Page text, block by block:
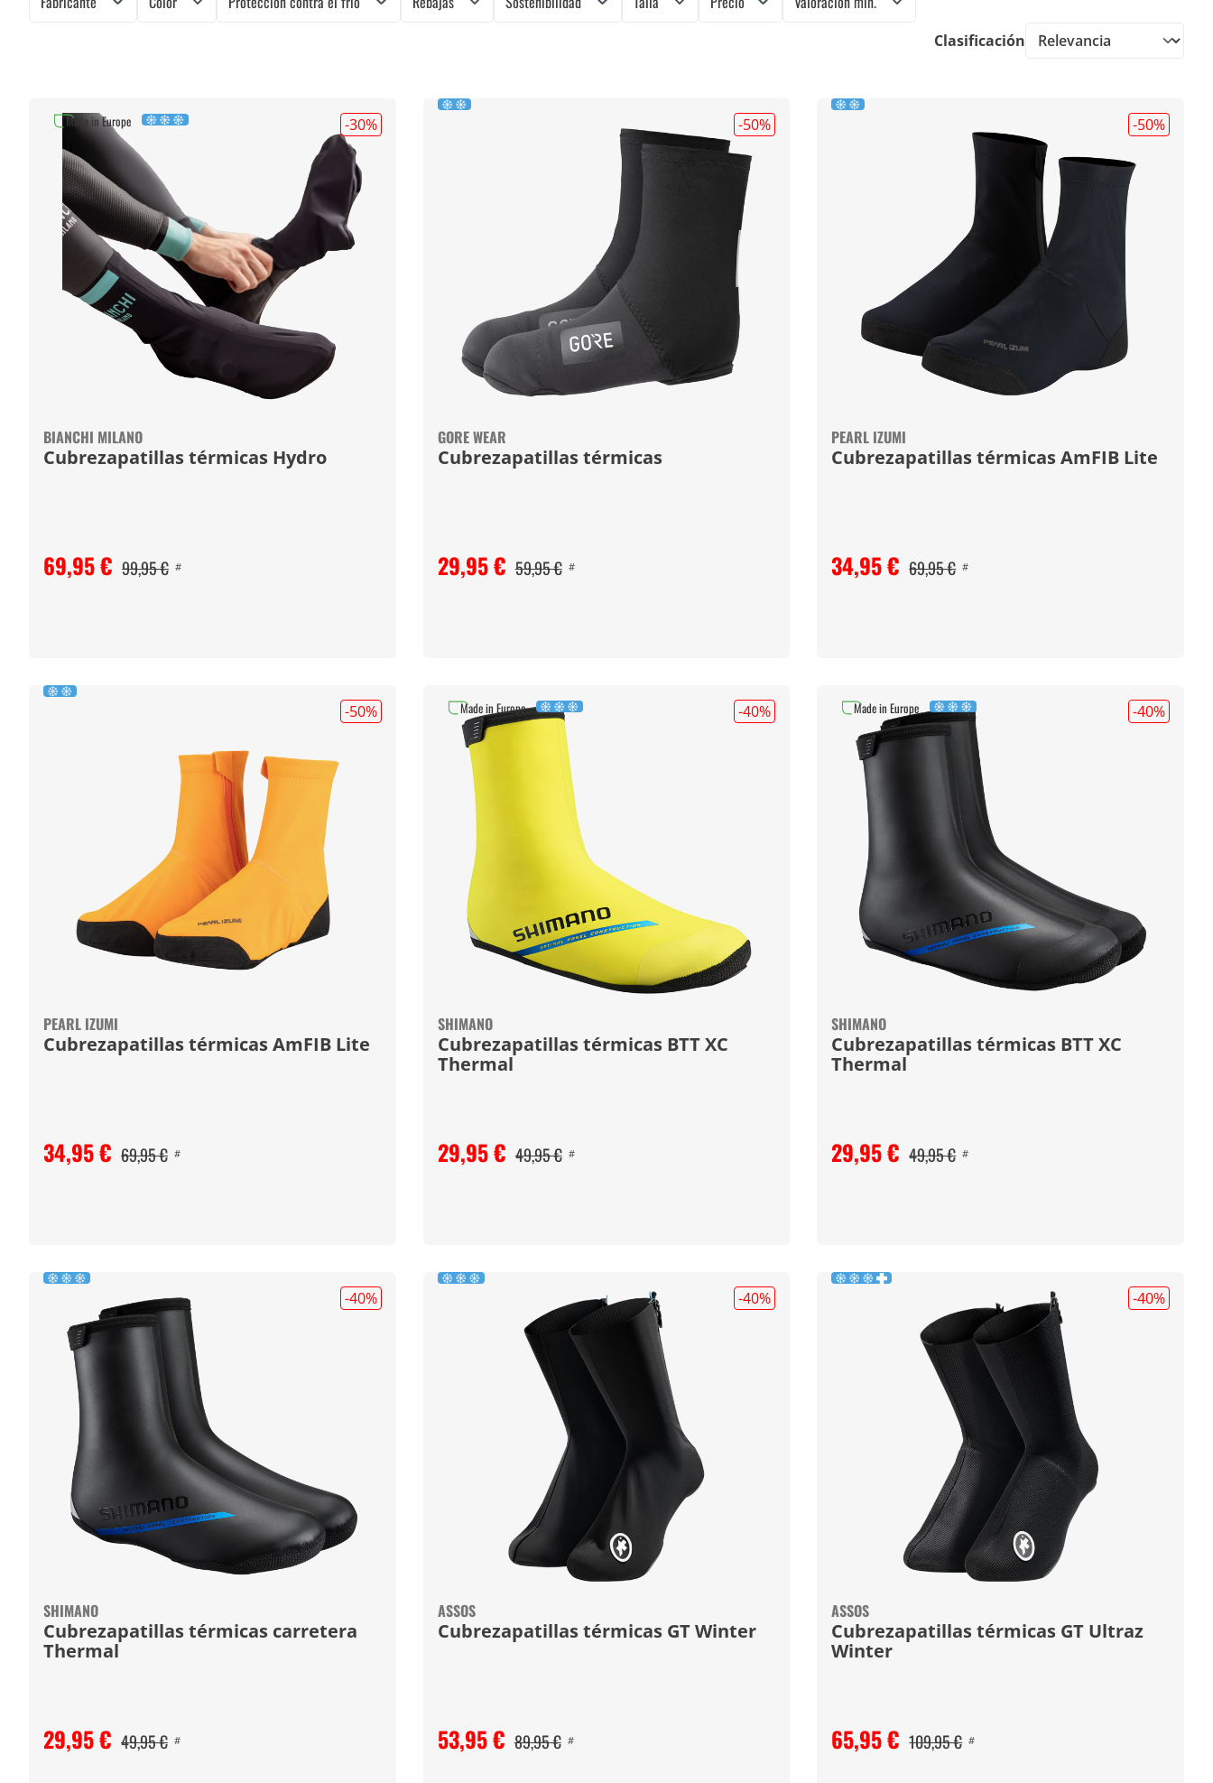
Clasificación
-30%
BIANCHI MILANO
Cubrezapatillas térmicas Hydro
69,95 € 99,95 € #
Made in Europe -50%
GORE WEAR
Cubrezapatillas térmicas
29,95 € 59,95 € #
-50%
PEARL IZUMI
Cubrezapatillas térmicas AmFIB Lite
34,95 € 69,95 € #
-50%
PEARL IZUMI
Cubrezapatillas térmicas AmFIB Lite
34,95 € 69,95 € #
-40%
SHIMANO
Cubrezapatillas térmicas BTT XC
Thermal
29,95 € 49,95 € #
Made in Europe -40%
SHIMANO
Cubrezapatillas térmicas BTT XC
Thermal
29,95 € 49,95 € #
Made in Europe
-40%
SHIMANO
Cubrezapatillas térmicas carretera
Thermal
29,95 € 49,95 € #
-40%
ASSOS
Cubrezapatillas térmicas GT Winter
53,95 € 89,95 € #
-40%
ASSOS
Cubrezapatillas térmicas GT Ultraz
Winter
65,95 € 109,95 € #